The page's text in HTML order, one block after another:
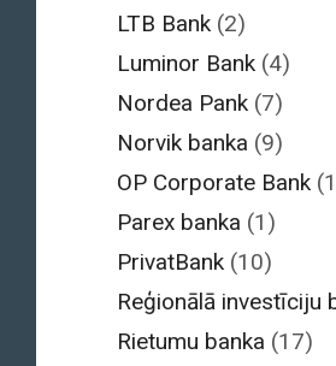
LTB Bank (2)
Luminor Bank (4)
Nordea Pank (7)
Norvik banka (9)
OP Corporate Bank
Parex banka (1)
PrivatBank (10)
Reģionālā investīciju
Rietumu banka (17)